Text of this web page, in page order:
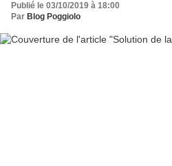
Publié le 03/10/2019 à 18:00
Par Blog Poggiolo